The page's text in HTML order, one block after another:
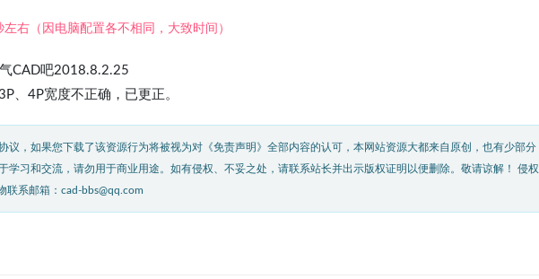
右（因电脑配置各不相同，大致时间）
CAD吧2018.8.2.25
、4P宽度不正确，已更正。
议，如果您下载了该资源行为将被视为对《免责声明》全部内容的认可，本网站资源大都来自原创，也有少部分
学习和交流，请勿用于商业用途。如有侵权、不妥之处，请联系站长并出示版权证明以便删除。敬请谅解！ 侵权
系邮箱：cad-bbs@qq.com